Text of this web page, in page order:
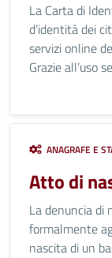
La Carta di
d’identità dei
servizi online
Grazie all’uso
ANAGRAFE E
Atto di
La denuncia di
formalmente
nascita di un